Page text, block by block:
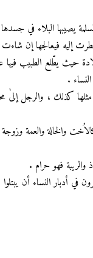
يصيبها البلاء في
إليه فيعالجها إن
حيث يطّلع الطبيب
.
مثلها كذلك ، والرجل
والخالة والعمة
والريبة فهو حرام .
في أدبار النساء أن